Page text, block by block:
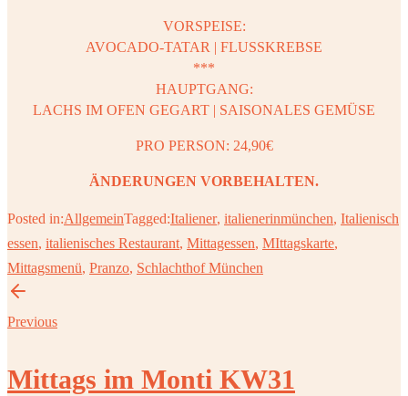
VORSPEISE:
AVOCADO-TATAR | FLUSSKREBSE
***
HAUPTGANG:
LACHS IM OFEN GEGART | SAISONALES GEMÜSE
PRO PERSON: 24,90€
ÄNDERUNGEN VORBEHALTEN.
Posted in:AllgemeinTagged:Italiener, italienerinmünchen, Italienisch
essen, italienisches Restaurant, Mittagessen, MIttagskarte,
Mittagsmenü, Pranzo, Schlachthof München
Previous
Mittags im Monti KW31